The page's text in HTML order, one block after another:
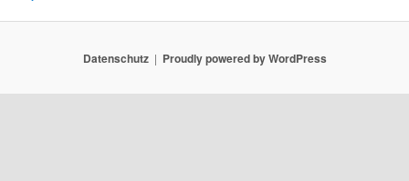
Datenschutz Proudly powered by WordPress